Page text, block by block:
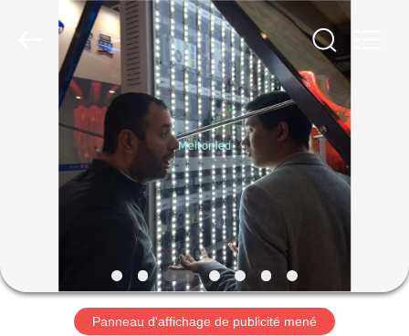
MAISON
PRODUITS
DE
NOUS
optoelectronics
Panneau d'affichage de publicité mené